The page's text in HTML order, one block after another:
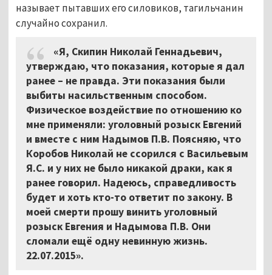
называет пытавших его силовиков, тагильчанин
случайно сохранил.
«Я, Скипин Николай Геннадьевич,
утверждаю, что показания, которые я дал
ранее – не правда. Эти показания были
выбиты насильственным способом.
Физическое воздействие по отношению ко
мне применяли: уголовный розыск Евгений
и вместе с ним Надымов П.В. Поясняю, что
Коробов Николай не ссорился с Васильевым
Я.С. и у них не было никакой драки, как я
ранее говорил. Надеюсь, справедливость
будет и хоть кто-то ответит по закону. В
моей смерти прошу винить уголовный
розыск Евгения и Надымова П.В. Они
сломали ещё одну невинную жизнь.
22.07.2015».